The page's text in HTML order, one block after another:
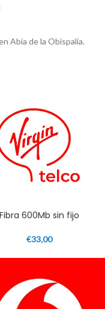
Abia de la Obispalía.
Fibra 600Mb sin fijo
€33,00